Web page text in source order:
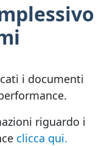
i documenti
riguardo i
clicca qui.